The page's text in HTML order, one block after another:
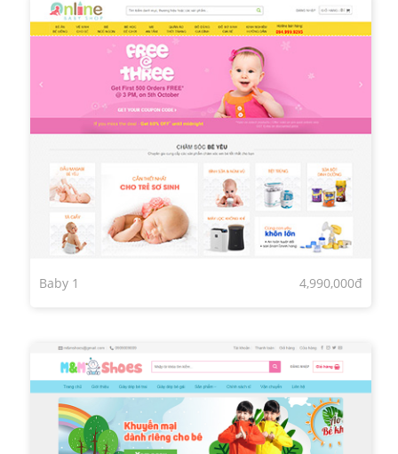
Baby 1 4,990,000đ